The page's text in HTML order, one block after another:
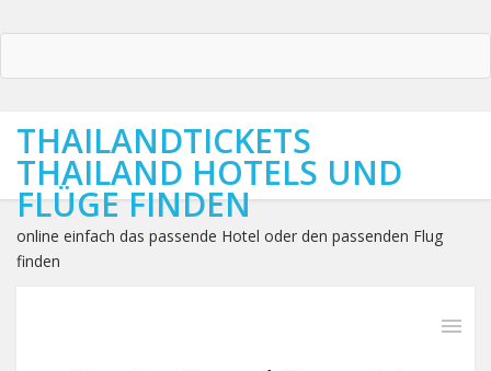
THAILANDTICKETS
THAILAND HOTELS UND
FLÜGE FINDEN
online einfach das passende Hotel oder den passenden Flug
finden